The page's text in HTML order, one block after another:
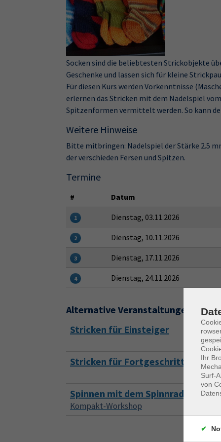
Socken sind die beliebtesten Strickobjekte
Geschenke und lassen sich für kleine
Für diesen Kurs werden Vorkenntnisse
erlernen das Stricken mit dem Nadelspiel
Spitzenformen vermittelt werden. So kann
Weitere Hinweise
Bitte mitbringen: Nadelspiel der Stärke 2.5
der verschieden Fersen und Spitzen.
Termine
# Datum
1 Dienstag, 03.11.2026
2 Dienstag, 10.11.2026
3 Dienstag, 17.11.2026
4 Dienstag, 24.11.2026
Alternative Veranstaltungen
Stricken für Einsteiger
Stricken für Fortgeschrittene
Spinnen mit dem Spinnrad
Kompakt-Workshop
Ihr
Surf-
von